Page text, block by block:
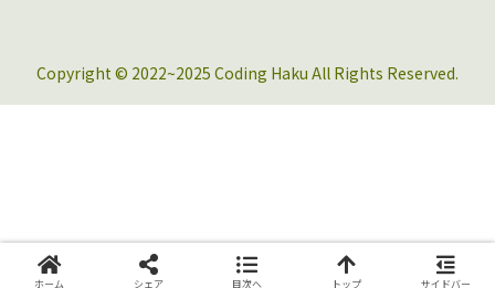
Copyright © 2022~2025 Coding Haku All Rights Reserved.
ホーム シェア 目次へ トップ サイドバー